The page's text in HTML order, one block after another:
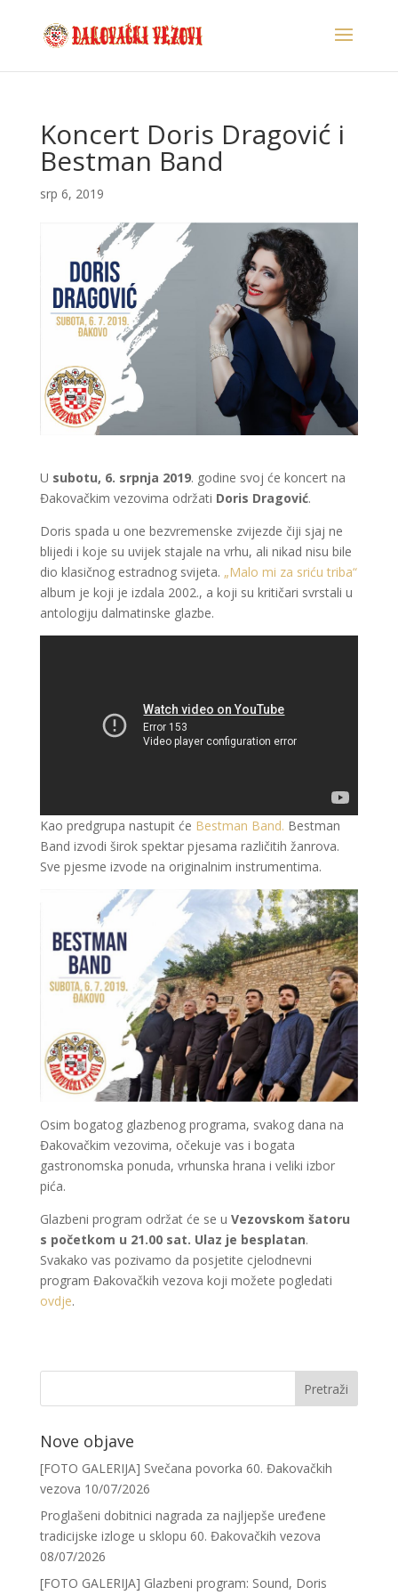
Koncert Doris Dragović i
Bestman Band
srp 6, 2019
U subotu, 6. srpnja 2019. godine svoj će koncert na
Đakovačkim vezovima održati Doris Dragović.
Doris spada u one bezvremenske zvijezde čiji sjaj ne
blijedi i koje su uvijek stajale na vrhu, ali nikad nisu bile
dio klasičnog estradnog svijeta. „Malo mi za sriću triba“
album je koji je izdala 2002., a koji su kritičari svrstali u
antologiju dalmatinske glazbe.
Kao predgrupa nastupit će Bestman Band. Bestman
Band izvodi širok spektar pjesama različitih žanrova.
Sve pjesme izvode na originalnim instrumentima.
Osim bogatog glazbenog programa, svakog dana na
Đakovačkim vezovima, očekuje vas i bogata
gastronomska ponuda, vrhunska hrana i veliki izbor
pića.
Glazbeni program održat će se u Vezovskom šatoru
s početkom u 21.00 sat. Ulaz je besplatan.
Svakako vas pozivamo da posjetite cjelodnevni
program Đakovačkih vezova koji možete pogledati
ovdje.
Nove objave
[FOTO GALERIJA] Svečana povorka 60. Đakovačkih
vezova 10/07/2026
Proglašeni dobitnici nagrada za najljepše uređene
tradicijske izloge u sklopu 60. Đakovačkih vezova
08/07/2026
[FOTO GALERIJA] Glazbeni program: Sound, Doris